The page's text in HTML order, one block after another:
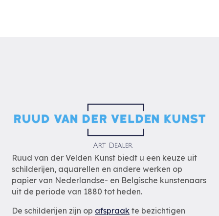
Ruud van der Velden Kunst biedt u een keuze uit
schilderijen, aquarellen en andere werken op
papier van Nederlandse- en Belgische kunstenaars
uit de periode van 1880 tot heden.
De schilderijen zijn op afspraak te bezichtigen